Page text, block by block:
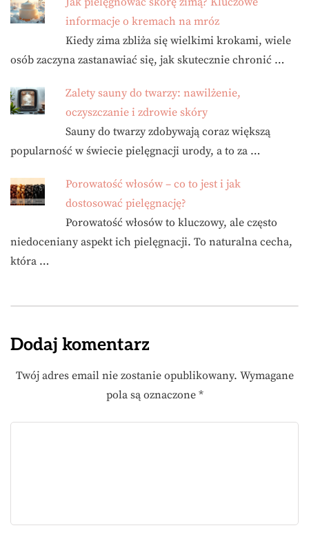
informacje o kremach na mróz
Kiedy zima zbliża się wielkimi krokami, wiele
osób zaczyna zastanawiać się, jak skutecznie chronić …
Zalety sauny do twarzy: nawilżenie,
oczyszczanie i zdrowie skóry
Sauny do twarzy zdobywają coraz większą
popularność w świecie pielęgnacji urody, a to za …
Porowatość włosów – co to jest i jak
dostosować pielęgnację?
Porowatość włosów to kluczowy, ale często
niedoceniany aspekt ich pielęgnacji. To naturalna cecha,
która …
Dodaj komentarz
Twój adres email nie zostanie opublikowany. Wymagane
pola są oznaczone *